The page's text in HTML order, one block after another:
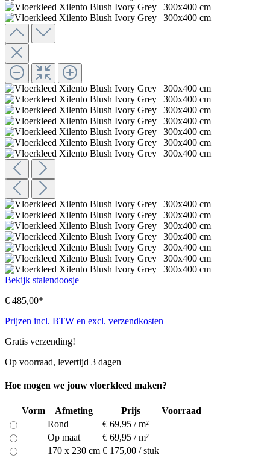
Bekijk stalendoosje
€ 485,00*
Prijzen incl. BTW en excl. verzendkosten
Gratis verzending!
Op voorraad, levertijd 3 dagen
Hoe mogen we jouw vloerkleed maken?
Vorm Afmeting Prijs
Voorraad
Rond
€ 69,95 / m²
Op maat
€ 69,95 / m²
170 x 230 cm € 175,00 / stuk